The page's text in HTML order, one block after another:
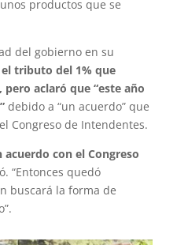
productos que se
del gobierno en su
tributo del 1% que
aclaró que “este año
debido a “un acuerdo” que
Congreso de Intendentes.
con el Congreso
“Entonces quedó
buscará la forma de